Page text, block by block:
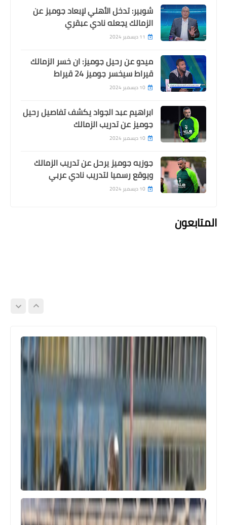
شوبير: تدخل الأهلي لإبعاد جوميز عن
الزمالك يجعله نادي عبقري
11 ديسمبر 2024
ميدو عن رحيل جوميز: ان خسر الزمالك
قيراط سيخسر جوميز 24 قيراط
10 ديسمبر 2024
ابراهيم عبد الجواد يكشف تفاصيل رحيل
جوميز عن تدريب الزمالك
10 ديسمبر 2024
جوزيه جوميز يرحل عن تدريب الزمالك
ويوقع رسميا لتدريب نادي عربي
10 ديسمبر 2024
المتابعون
شوبير يؤكد وجود مشكلة بين كهربا و
كولر .. و يوجه تحذير شديد اللهجة له